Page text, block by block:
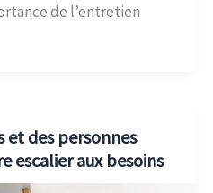
de l’entretien
et des personnes
escalier aux besoins